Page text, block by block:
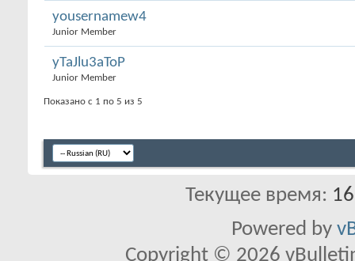
yousernamew4
Junior Member
yTaJlu3aToP
Junior Member
Показано с 1 по 5 из 5
Текущее время:
Powered by
Copyright © 2026